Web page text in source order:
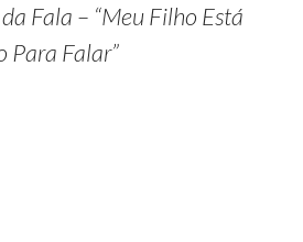
Fala – “Meu Filho Está
Para Falar”